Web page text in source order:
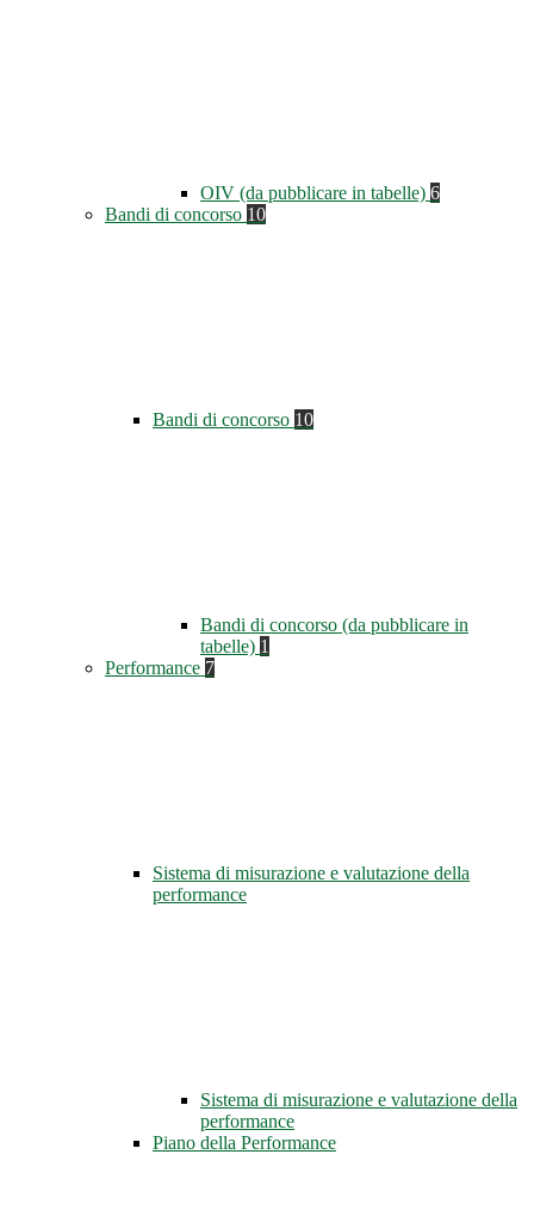
OIV (da pubblicare in tabelle) 6
Bandi di concorso 10
Bandi di concorso 10
Bandi di concorso (da pubblicare in
tabelle) 1
Performance 7
Sistema di misurazione e valutazione della
performance
Sistema di misurazione e valutazione della
performance
Piano della Performance